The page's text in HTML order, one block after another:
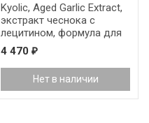
Kyolic, Aged Garlic Extract,
экстракт чеснока с
лецитином, формула для
снижения уровня
холестерина 104, 300
капсул
4 470 ₽
Нет в наличии